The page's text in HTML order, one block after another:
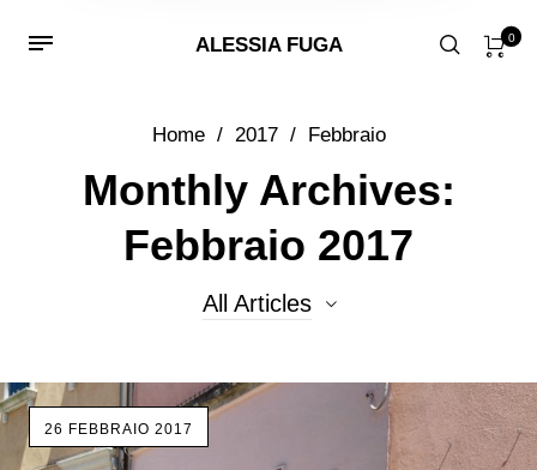
ALESSIA FUGA 0
Home / 2017 / Febbraio
Monthly Archives:
Febbraio 2017
All Articles
All Articles
26 FEBBRAIO 2017